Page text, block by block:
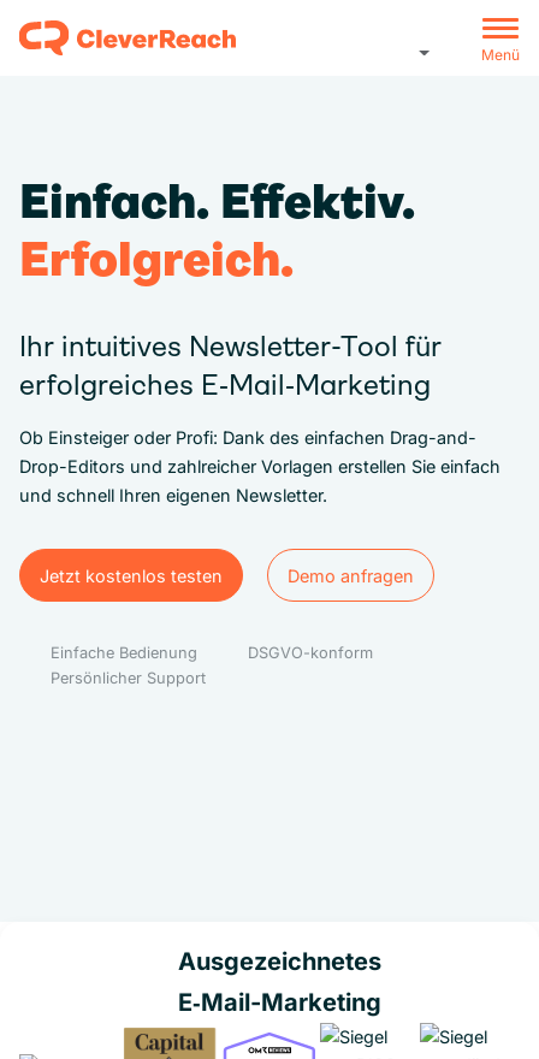
Menü
Einfach. Effektiv.
Erfolgreich.
Ihr intuitives Newsletter-Tool für
erfolgreiches E‑Mail‑Marketing
Ob Einsteiger oder Profi: Dank des einfachen Drag-and-
Drop-Editors und zahlreicher Vorlagen erstellen Sie einfach
und schnell Ihren eigenen Newsletter.
Jetzt kostenlos testen
Jetzt kostenlos testen
Demo anfragen
Demo anfragen
Einfache Bedienung
DSGVO-konform
Persönlicher Support
Ausgezeichnetes
E‑Mail-Marketing